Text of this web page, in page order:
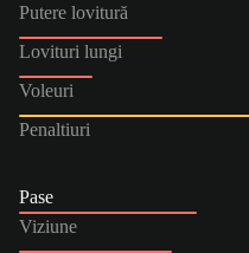
Putere lovitură
Lovituri lungi
Voleuri
Penaltiuri
Pase
Viziune